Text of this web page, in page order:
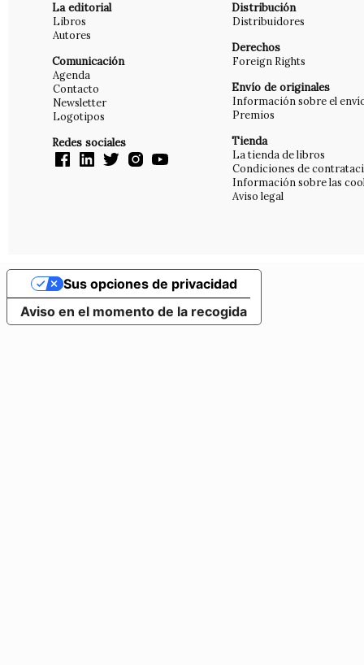
La editorial
Libros
Autores
Comunicación
Agenda
Contacto
Newsletter
Logotipos
Redes sociales
Distribución
Distribuidores
Derechos
Foreign Rights
Envío de originales
Información sobre el
Premios
Tienda
La tienda de libros
Condiciones de
Información sobre las
Aviso legal
Aviso en el momento de la recogida
Sus opciones de privacidad